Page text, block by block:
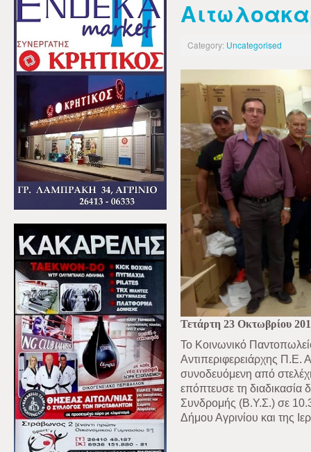
Category: Uncategorised
Τετάρτη 23 Οκτωβρίου
Το Κοινωνικό
Αντιπεριφερειάρχης Π.Ε.
συνοδευόμενη από
επόπτευσε τη διαδικασία
Συνδρομής (B.Y.Σ.) σε
Δήμου Αγρινίου και της